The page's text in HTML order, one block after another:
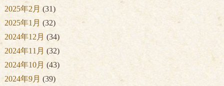
2025年2月 (31)
2025年1月 (32)
2024年12月 (34)
2024年11月 (32)
2024年10月 (43)
2024年9月 (39)